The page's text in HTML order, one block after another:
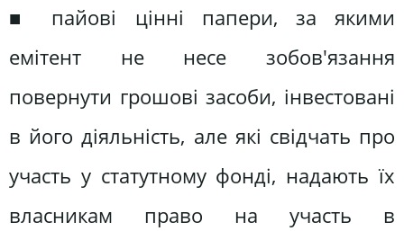
■ пайові цінні папери, за якими
емітент не несе зобов'язання
повернути грошові засоби, інвестовані
в його діяльність, але які свідчать про
участь у статутному фонді, надають їх
власникам право на участь в